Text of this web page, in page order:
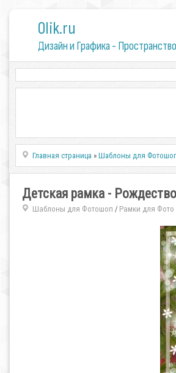
0lik.ru
Дизайн и Графика -
Главная страница »Шаблоны для
Детская рамка -
Шаблоны для Фотошоп / Рамки для Фото